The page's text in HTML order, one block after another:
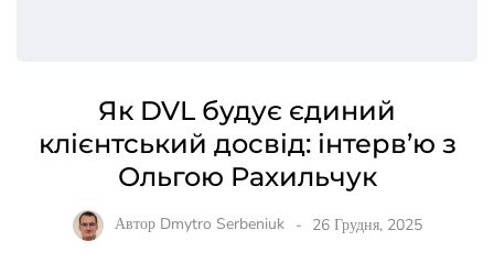
Як DVL будує єдиний
клієнтський досвід: інтерв’ю з
Ольгою Рахильчук
Автор Dmytro Serbeniuk 26 Грудня, 2025